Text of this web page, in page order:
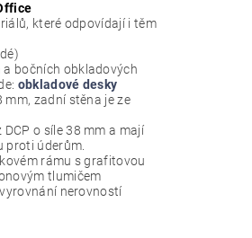
které odpovídají i těm
bočních obkladových
obkladové desky
mm, zadní stěna je ze
o síle 38 mm a mají
proti úderům.
rámu s grafitovou
tlumičem
nerovností